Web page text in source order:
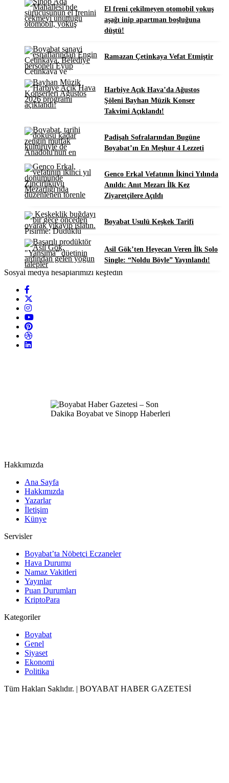
El freni çekilmeyen otomobil yokuş
aşağı inip apartman boşluğuna
düştü!
Ramazan Çetinkaya Vefat Etmiştir
Harbiye Açık Hava’da Ağustos
Şöleni Bayhan Müzik Konser
Takvimi Açıklandı!
Padişah Sofralarından Bugüne
Boyabat’ın En Meşhur 4 Lezzeti
Genco Erkal Vefatının İkinci Yılında
Anıldı: Anıt Mezarı İlk Kez
Ziyaretçilere Açıldı
Boyabat Usulü Keşkek Tarifi
Asil Gök’ten Heyecan Veren İlk Solo
Single: “Noldu Böyle” Yayınlandı!
Sosyal medya hesaplarımızı keşfedin
Hakkımızda
Ana Sayfa
Hakkımızda
Yazarlar
İletişim
Künye
Servisler
Boyabat’ta Nöbetçi Eczaneler
Hava Durumu
Namaz Vakitleri
Yayınlar
Puan Durumları
KriptoPara
Kategoriler
Boyabat
Genel
Siyaset
Ekonomi
Politika
Tüm Hakları Saklıdır. | BOYABAT HABER GAZETESİ